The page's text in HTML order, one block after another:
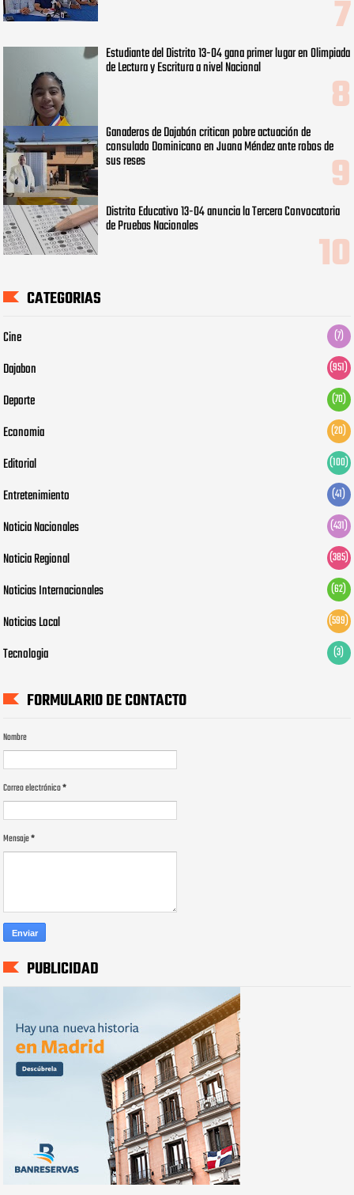
Estudiante del Distrito 13-04 gana primer lugar en Olimpiada
de Lectura y Escritura a nivel Nacional
Ganaderos de Dajabón critican pobre actuación de
consulado Dominicano en Juana Méndez ante robos de
sus reses
Distrito Educativo 13-04 anuncia la Tercera Convocatoria
de Pruebas Nacionales
CATEGORIAS
Cine (7)
Dajabon (951)
Deporte (70)
Economia (20)
Editorial (100)
Entretenimiento (41)
Noticia Nacionales (431)
Noticia Regional (385)
Noticias Internacionales (62)
Noticias Local (599)
Tecnologia (3)
FORMULARIO DE CONTACTO
Nombre
Correo electrónico*
Mensaje*
PUBLICIDAD